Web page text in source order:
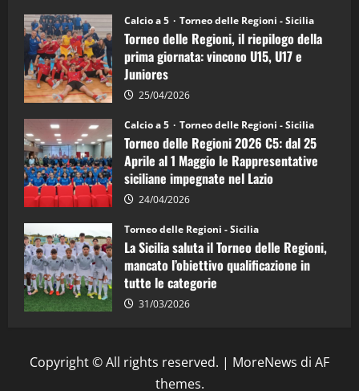
Juniores
è
vicecampione
d’Italia
Calcio a 5 Torneo delle Regioni - Sicilia
Torneo delle Regioni, il riepilogo della
prima giornata: vincono U15, U17 e
Juniores
25/04/2026
Calcio a 5 Torneo delle Regioni - Sicilia
Torneo delle Regioni 2026 C5: dal 25
Aprile al 1 Maggio le Rappresentative
siciliane impegnate nel Lazio
24/04/2026
Torneo delle Regioni - Sicilia
La Sicilia saluta il Torneo delle Regioni,
mancato l’obiettivo qualificazione in
tutte le categorie
31/03/2026
Copyright © All rights reserved. | MoreNews di AF
themes.